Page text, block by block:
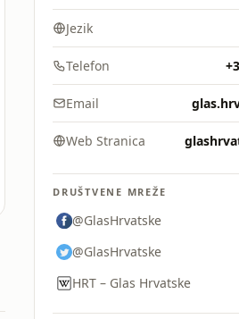
Jezik
Telefon
Email
Web Stranica
DRUŠTVENE MREŽE
@GlasHrvatske
@GlasHrvatske
HRT – Glas Hrvatske